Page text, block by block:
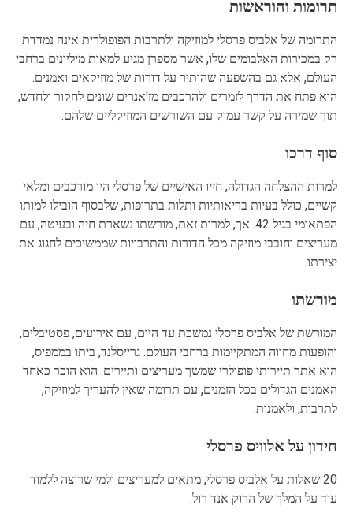
תרומות והוראשות
התרומה של אלביס פרסלי למוזיקה ולתרבות הפופולרית אינה נמדדת
רק במכירות האלבומים שלו, אשר מספרן מגיע למאות מיליונים ברחבי
העולם, אלא גם בהשפעה שהותיר על דורות של מוזיקאים ואמנים.
הוא פתח את הדרך לזמרים ולהרכבים מז'אנרים שונים לחקור ולחדש,
תוך שמירה על קשר עמוק עם השורשים המוזיקליים שלהם.
סוף דרכו
למרות ההצלחה הגדולה, חייו האישיים של פרסלי היו מורכבים ומלאי
קשיים, כולל בעיות בריאותיות ותלות בתרופות, שלבסוף הובילו למותו
הפתאומי בגיל 42. אך, למרות זאת, מורשתו נשארת חיה ובעיטה, עם
מעריצים וחובבי מוזיקה מכל הדורות והתרבויות שממשיכים לחגוג את
יצירתו.
מורשתו
המורשת של אלביס פרסלי נמשכת עד היום, עם אירועים, פסטיבלים,
והופעות מחווה המתקיימות ברחבי העולם. גרייסלנד, ביתו בממפיס,
הוא אתר תיירותי פופולרי שמשך מעריצים ותיירים. הוא הוכר כאחד
האמנים הגדולים בכל הזמנים, עם תרומה שאין להעריך למוזיקה,
לתרבות, ולאמנות.
חידון על אלוויס פרסלי
20 שאלות על אלביס פרסלי, מתאים למעריצים ולמי שרוצה ללמוד
עוד על המלך של הרוק אנד רול: